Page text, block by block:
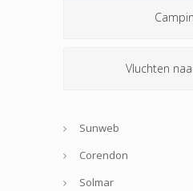
Vluchten
Sunweb
Corendon
Solmar